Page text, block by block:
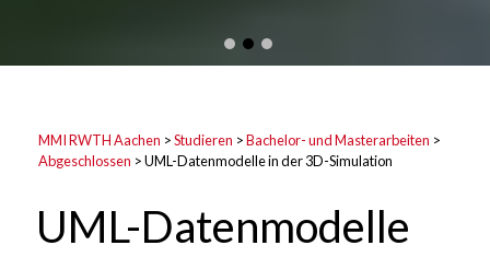
MMI RWTH Aachen >Studieren >Bachelor- und Masterarbeiten >
Abgeschlossen >UML-Datenmodelle in der 3D-Simulation
UML-Datenmodelle